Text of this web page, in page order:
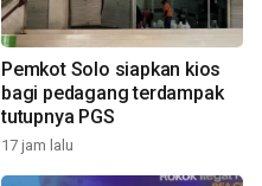
Pemkot Solo siapkan kios
bagi pedagang terdampak
tutupnya PGS
17 jam lalu